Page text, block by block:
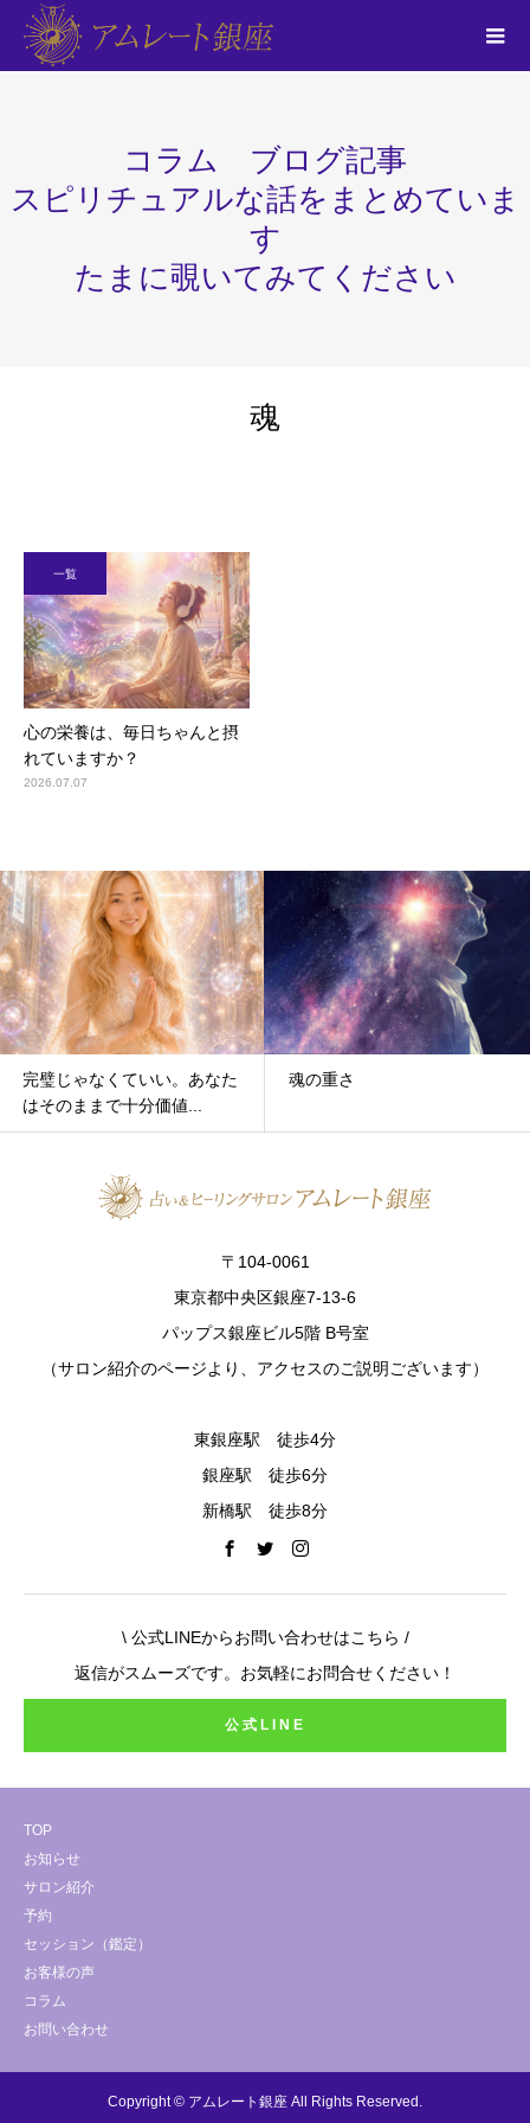
コラム ブログ記事
スピリチュアルな話をまとめていま
す
たまに覗いてみてください
魂
一覧
心の栄養は、毎日ちゃんと摂
れていますか？
2026.07.07
完璧じゃなくていい。あなた
はそのままで十分価値...
魂の重さ
〒104-0061
東京都中央区銀座7-13-6
パップス銀座ビル5階 B号室
（サロン紹介のページより、アクセスのご説明ございます）
東銀座駅 徒歩4分
銀座駅 徒歩6分
新橋駅 徒歩8分
\ 公式LINEからお問い合わせはこちら /
返信がスムーズです。お気軽にお問合せください！
公式LINE
TOP
お知らせ
サロン紹介
予約
セッション（鑑定）
お客様の声
コラム
お問い合わせ
Copyright © アムレート銀座 All Rights Reserved.